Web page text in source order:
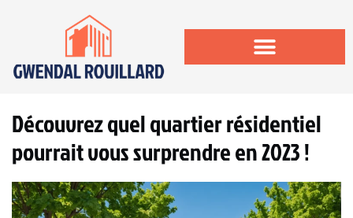
Découvrez quel quartier résidentiel
pourrait vous surprendre en 2023 !